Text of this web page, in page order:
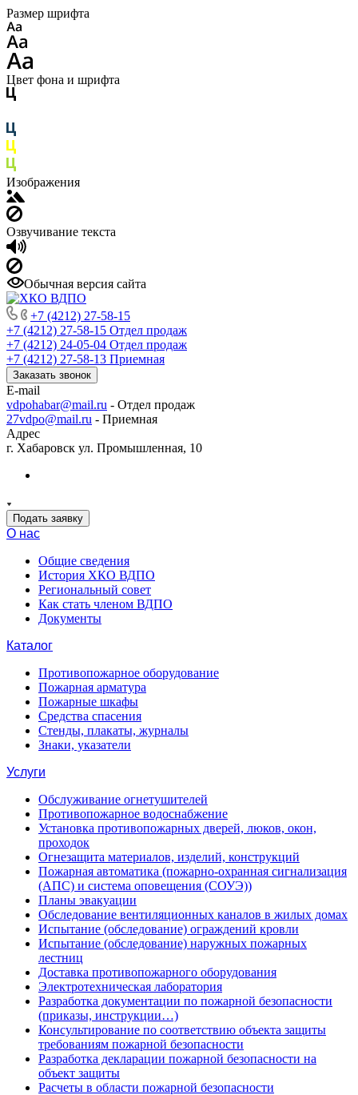
Размер шрифта
Цвет фона и шрифта
Изображения
Озвучивание текста
Обычная версия сайта
+7 (4212) 27-58-15
+7 (4212) 27-58-15 Отдел продаж
+7 (4212) 24-05-04 Отдел продаж
+7 (4212) 27-58-13 Приемная
Заказать звонок
E-mail
vdpohabar@mail.ru - Отдел продаж
27vdpo@mail.ru - Приемная
Адрес
г. Хабаровск ул. Промышленная, 10
Подать заявку
О нас
Общие сведения
История ХКО ВДПО
Региональный совет
Как стать членом ВДПО
Документы
Каталог
Противопожарное оборудование
Пожарная арматура
Пожарные шкафы
Средства спасения
Стенды, плакаты, журналы
Знаки, указатели
Услуги
Обслуживание огнетушителей
Противопожарное водоснабжение
Установка противопожарных дверей, люков, окон,
проходок
Огнезащита материалов, изделий, конструкций
Пожарная автоматика (пожарно-охранная сигнализация
(АПС) и система оповещения (СОУЭ))
Планы эвакуации
Обследование вентиляционных каналов в жилых домах
Испытание (обследование) ограждений кровли
Испытание (обследование) наружных пожарных
лестниц
Доставка противопожарного оборудования
Электротехническая лаборатория
Разработка документации по пожарной безопасности
(приказы, инструкции…)
Консультирование по соответствию объекта защиты
требованиям пожарной безопасности
Разработка декларации пожарной безопасности на
объект защиты
Расчеты в области пожарной безопасности